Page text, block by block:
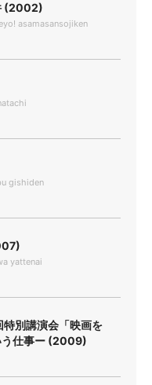
(2002)
asamasansojiken
gishiden
yattenai
別講演会「映画を
う仕事ー (2009)